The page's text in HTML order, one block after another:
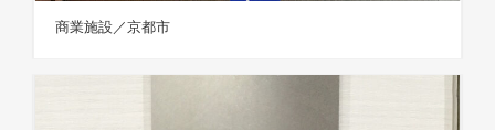
商業施設／京都市